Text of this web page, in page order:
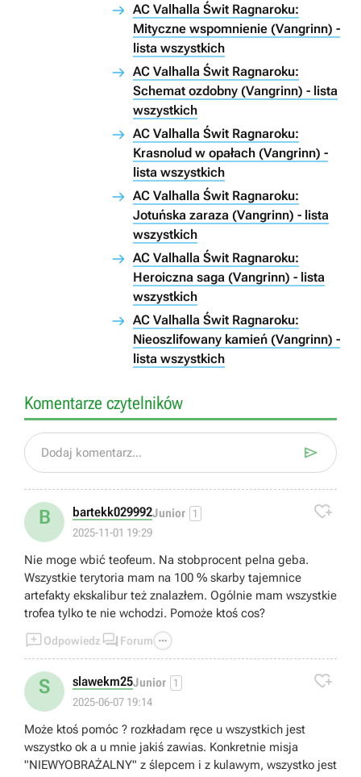
AC Valhalla Świt Ragnaroku:
Mityczne wspomnienie (Vangrinn) -
lista wszystkich
AC Valhalla Świt Ragnaroku:
Schemat ozdobny (Vangrinn) - lista
wszystkich
AC Valhalla Świt Ragnaroku:
Krasnolud w opałach (Vangrinn) -
lista wszystkich
AC Valhalla Świt Ragnaroku:
Jotuńska zaraza (Vangrinn) - lista
wszystkich
AC Valhalla Świt Ragnaroku:
Heroiczna saga (Vangrinn) - lista
wszystkich
AC Valhalla Świt Ragnaroku:
Nieoszlifowany kamień (Vangrinn) -
lista wszystkich
Komentarze czytelników
Dodaj komentarz... 
B bartekk029992Junior 1
2025-11-01 19:29

Nie moge wbić teofeum. Na stobprocent pelna geba.
Wszystkie terytoria mam na 100 % skarby tajemnice
artefakty ekskalibur też znalazłem. Ogólnie mam wszystkie
trofea tylko te nie wchodzi. Pomoże ktoś cos?
Odpowiedz  Forum 
S slawekm25Junior 1
2025-06-07 19:14

Może ktoś pomóc ? rozkładam ręce u wszystkich jest
wszystko ok a u mnie jakiś zawias. Konkretnie misja
"NIEWYOBRAŻALNY" z ślepcem i z kulawym, wszystko jest